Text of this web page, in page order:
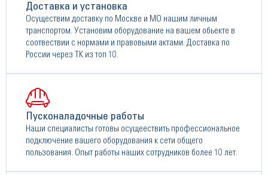
Доставка и установка
Осуществим доставку по Москве и МО нашим личным
транспортом. Установим оборудование на вашем обьекте в
соотвествии с нормами и правовыми актами. Доставка по
России через ТК из топ 10.
Пусконаладочные работы
Наши специалисты готовы осущеествить профессиональное
подключение вашего оборудования к сети общего
пользования. Опыт работы наших сотрудников более 10 лет.